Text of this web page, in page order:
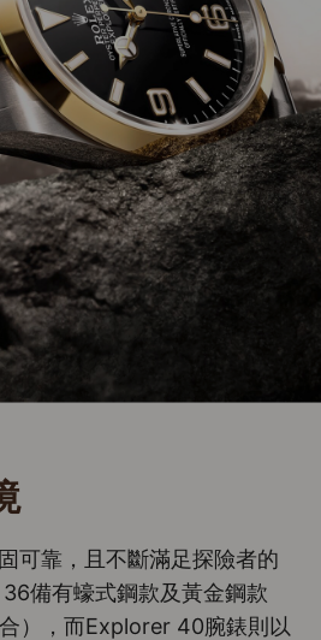
可靠，且不斷滿足探險者的
備有蠔式鋼款及黃金鋼款
合），而Explorer 40腕錶則以